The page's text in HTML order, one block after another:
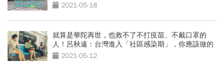
2021-05-18
就算是華陀再世，也救不了不打疫苗、不戴口罩的
人！呂秋遠：台灣進入「社區感染期」，你應該做的
10件事
2021-05-12